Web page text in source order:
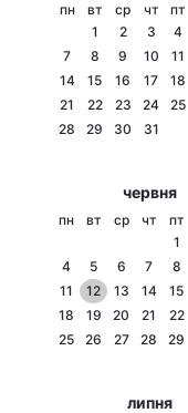
Економіка
Спорт
Техно і зв'язок
Цікавинки
Екологія
пн вт ср чт пт
1
2 3 4
7
8 9 10 11
14
15 16 17 18
21
22 23 24 25
28
29 30 31
червня
пн вт ср чт пт
1
4
5 6 7 8
11
12 13 14 15
18
19 20 21 22
25
26 27 28 29
липня